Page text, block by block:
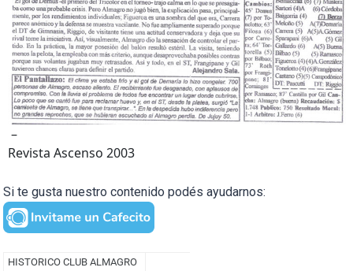
–
Revista Ascenso 2003
Si te gusta nuestro contenido podés ayudarnos: